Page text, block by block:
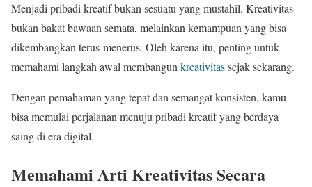
Menjadi pribadi kreatif bukan sesuatu yang mustahil. Kreativitas
bukan bakat bawaan semata, melainkan kemampuan yang bisa
dikembangkan terus-menerus. Oleh karena itu, penting untuk
memahami langkah awal membangun kreativitassejak sekarang.
Dengan pemahaman yang tepat dan semangat konsisten, kamu
bisa memulai perjalanan menuju pribadi kreatif yang berdaya
saing di era digital.
Memahami Arti Kreativitas Secara